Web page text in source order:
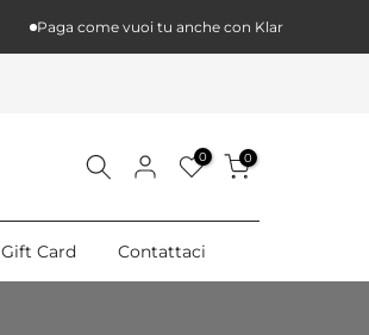
Paga come vuoi tu anche con Klarna a 3 rate
0 0
Gift Card Contattaci